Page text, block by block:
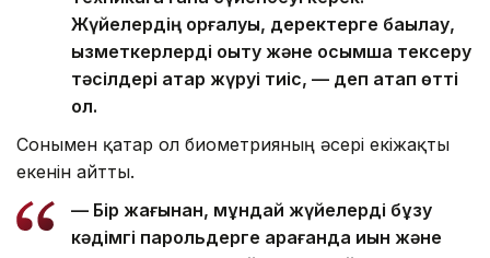
Жүйелердің қорғалуы, деректерге бақылау,
қызметкерлерді оқыту және қосымша тексеру
тәсілдері қатар жүруі тиіс, — деп атап өтті
ол.
Сонымен қатар ол биометрияның әсері екіжақты
екенін айтты.
— Бір жағынан, мұндай жүйелерді бұзу
кәдімгі парольдерге қарағанда қиын және